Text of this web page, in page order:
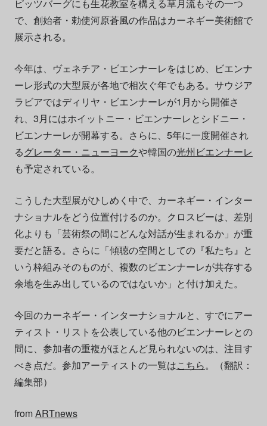
ピッツバーグにも生花教室を構える草月流もその一つ
で、創始者・勅使河原蒼風の作品はカーネギー美術館で
展示される。
今年は、ヴェネチア・ビエンナーレをはじめ、ビエンナ
ーレ形式の大型展が各地で相次ぐ年でもある。サウジア
ラビアではディリヤ・ビエンナーレが1月から開催さ
れ、3月にはホイットニー・ビエンナーレとシドニー・
ビエンナーレが開幕する。さらに、5年に一度開催され
るグレーター・ニューヨークや韓国の光州ビエンナーレ
も予定されている。
こうした大型展がひしめく中で、カーネギー・インター
ナショナルをどう位置付けるのか。クロスビーは、差別
化よりも「芸術祭の間にどんな対話が生まれるか」が重
要だと語る。さらに「傾聴の空間としての『私たち』と
いう枠組みそのものが、複数のビエンナーレが共存する
余地を生み出しているのではないか」と付け加えた。
今回のカーネギー・インターナショナルと、すでにアー
ティスト・リストを公表している他のビエンナーレとの
間に、参加者の重複がほとんど見られないのは、注目す
べき点だ。参加アーティストの一覧はこちら。（翻訳：
編集部）
fromARTnews